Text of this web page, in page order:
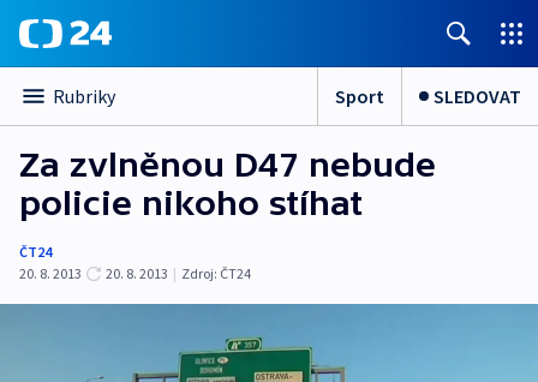
Rubriky Sport SLEDOVAT
Za zvlněnou D47 nebude
policie nikoho stíhat
ČT24
20. 8. 2013
20. 8. 2013 | Zdroj: ČT24